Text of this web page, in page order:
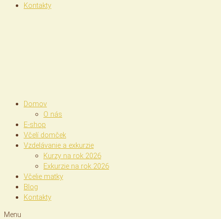
Kontakty
Domov
O nás
E-shop
Včelí domček
Vzdelávanie a exkurzie
Kurzy na rok 2026
Exkurzie na rok 2026
Včelie matky
Blog
Kontakty
Menu